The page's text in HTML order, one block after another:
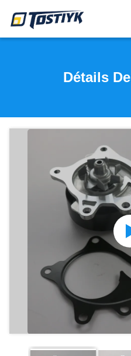
Détails